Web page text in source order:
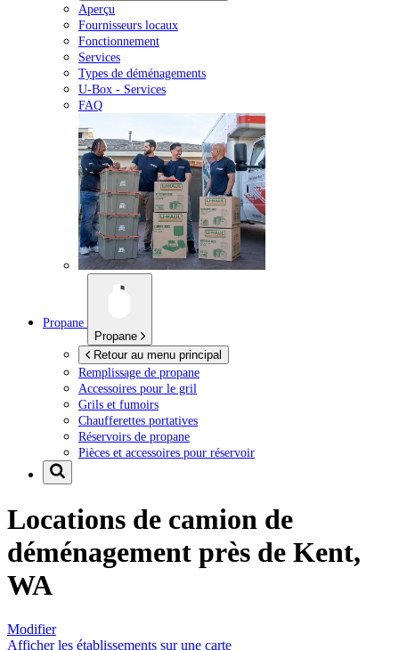
Aperçu
Fournisseurs locaux
Fonctionnement
Services
Types de déménagements
U-Box - Services
FAQ
Propane
Propane
Retour au menu principal
Remplissage de propane
Accessoires pour le gril
Grils et fumoirs
Chaufferettes portatives
Réservoirs de propane
Pièces et accessoires pour réservoir
Locations de camion de
déménagement près de Kent,
WA
Modifier
Afficher les établissements sur une carte